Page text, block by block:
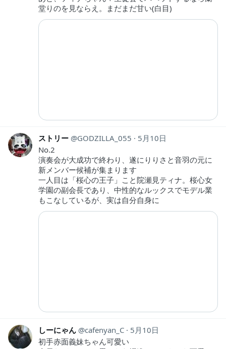
堂りのを見ならえ。まだまだ甘い(白目)
ストリー GODZILLA_055
5月10日
No.2
演奏会が大成功で終わり、遂にりりさと音羽の元に
新メンバー候補が集まります
一人目は「桜心の王子」こと院瀬見ティナ。桜心女
学園の副会長であり、中性的なルックスでモデル業
もこなしているが、実は自分自身に
しーにゃん cafenyan_C
5月10日
初手赤面義妹ちゃん可愛い